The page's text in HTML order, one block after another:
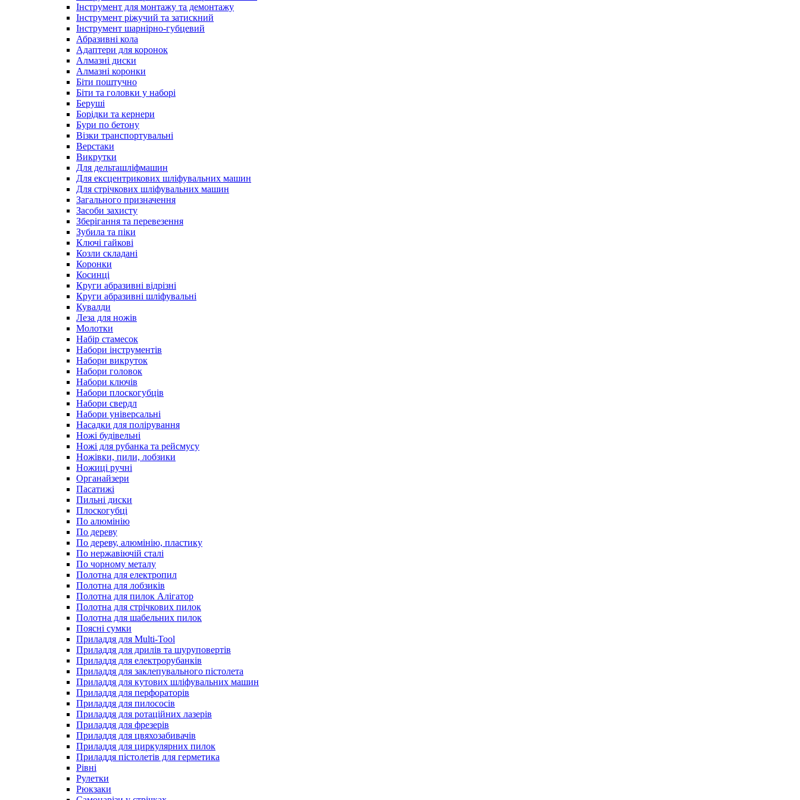
Інструмент для монтажу та демонтажу
Інструмент ріжучий та затискний
Інструмент шарнірно-губцевий
Абразивні кола
Адаптери для коронок
Алмазні диски
Алмазні коронки
Біти поштучно
Біти та головки у наборі
Беруші
Борідки та кернери
Бури по бетону
Візки транспортувальні
Верстаки
Викрутки
Для дельташліфмашин
Для ексцентрикових шліфувальних машин
Для стрічкових шліфувальних машин
Загального призначення
Засоби захисту
Зберігання та перевезення
Зубила та піки
Ключі гайкові
Козли складані
Коронки
Косинці
Круги абразивні відрізні
Круги абразивні шліфувальні
Кувалди
Леза для ножів
Молотки
Набір стамесок
Набори інструментів
Набори викруток
Набори головок
Набори ключів
Набори плоскогубців
Набори свердл
Набори універсальні
Насадки для полірування
Ножі будівельні
Ножі для рубанка та рейсмусу
Ножівки, пили, лобзики
Ножиці ручні
Органайзери
Пасатижі
Пильні диски
Плоскогубці
По алюмінію
По дереву
По дереву, алюмінію, пластику
По нержавіючій сталі
По чорному металу
Полотна для електропил
Полотна для лобзиків
Полотна для пилок Алігатор
Полотна для стрічкових пилок
Полотна для шабельних пилок
Поясні сумки
Приладдя для Multi-Tool
Приладдя для дрилів та шуруповертів
Приладдя для електрорубанків
Приладдя для заклепувального пістолета
Приладдя для кутових шліфувальних машин
Приладдя для перфораторів
Приладдя для пилососів
Приладдя для ротаційних лазерів
Приладдя для фрезерів
Приладдя для цвяхозабивачів
Приладдя для циркулярних пилок
Приладдя пістолетів для герметика
Рівні
Рулетки
Рюкзаки